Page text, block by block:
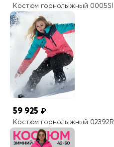
Костюм горнолыжный 0005Sl
59 925 ₽
Костюм горнолыжный 02392R